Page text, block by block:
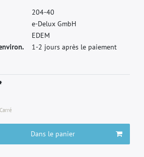
204-40
e-Delux GmbH
EDEM
1-2 jours après le paiement
Dans le panier